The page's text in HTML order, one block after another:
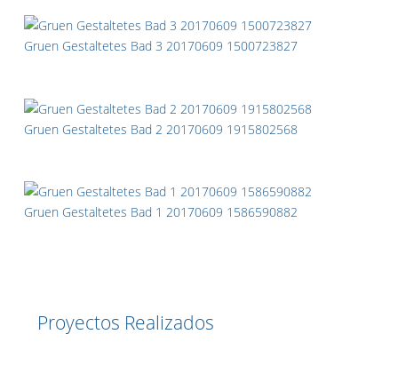
Gruen Gestaltetes Bad 3 20170609 1500723827
Gruen Gestaltetes Bad 2 20170609 1915802568
Gruen Gestaltetes Bad 1 20170609 1586590882
Proyectos Realizados